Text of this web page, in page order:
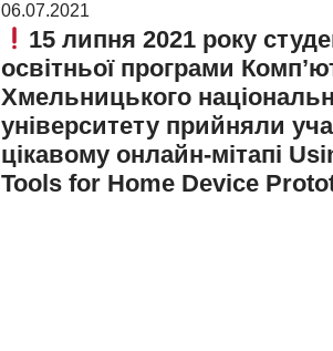
06.07.2021
15 липня 2021 року
освітньої програми
Хмельницького
університету прийняли
цікавому онлайн-мітапі
Tools for Home Device